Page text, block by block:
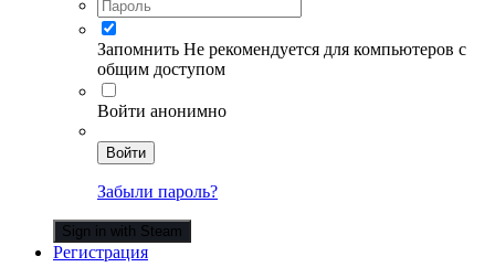
Запомнить Не рекомендуется для компьютеров с
общим доступом
Войти анонимно
Войти
Забыли пароль?
Sign in with Steam
Регистрация